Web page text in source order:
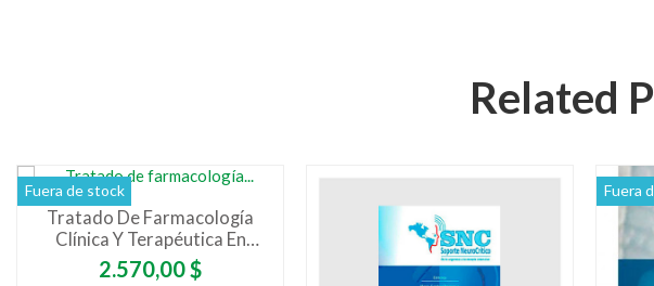
Related
Fuera de stock
Tratado De Farmacología
Clínica Y Terapéutica En
Cuidados Críticos
Precio
2.570,00 $
Fuera